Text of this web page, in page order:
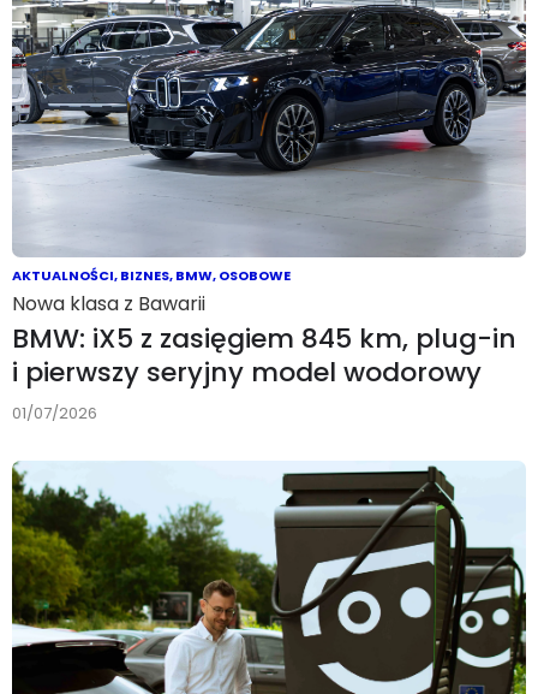
AKTUALNOŚCI,BIZNES,BMW,OSOBOWE
Nowa klasa z Bawarii
BMW: iX5 z zasięgiem 845 km, plug-in
i pierwszy seryjny model wodorowy
01/07/2026